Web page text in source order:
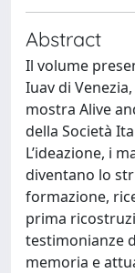
Abstract
Il volume
Iuav di
mostra Alive
della Società
L’ideazione, i
diventano lo
formazione,
prima
testimonianze
memoria e